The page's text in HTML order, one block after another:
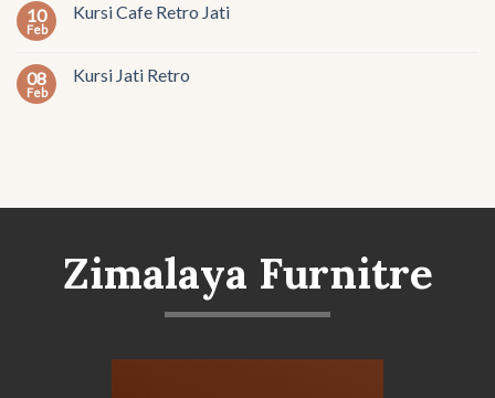
10
Feb
Kursi Cafe Retro Jati
08
Feb
Kursi Jati Retro
Zimalaya Furnitre